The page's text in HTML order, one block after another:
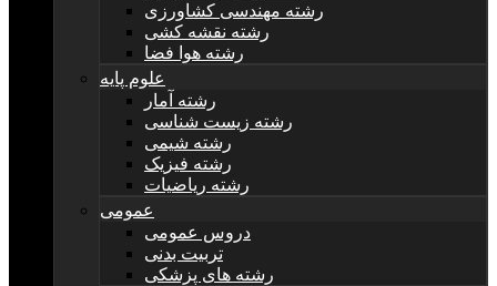
رشته مهندسی کشاورزی
رشته نقشه کشی
رشته هوا فضا
علوم پایه
رشته آمار
رشته زیست شناسی
رشته شیمی
رشته فیزیک
رشته ریاضیات
عمومی
دروس عمومی
تربیت بدنی
رشته های پزشکی